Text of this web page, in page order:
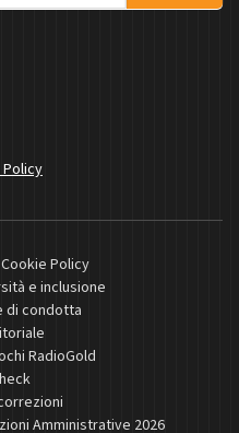
Cookie Policy
e inclusione
di condotta
RadioGold
Amministrative 2026